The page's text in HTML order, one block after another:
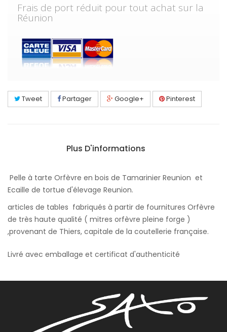
Frais de port réduit pour tout achat sur la
Réunion
Tweet Partager Google+ Pinterest
Plus D'informations
Pelle à tarte Orfèvre en bois de Tamarinier Reunion et
Ecaille de tortue d'élevage Reunion.
articles de tables fabriqués à partir de fournitures Orfèvre
de très haute qualité ( mitres orfèvre pleine forge )
,provenant de Thiers, capitale de la coutellerie française.
Livré avec emballage et certificat d'authenticité